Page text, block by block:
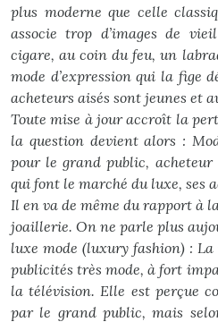
plus moderne que celle
associe trop d’images de
cigare, au coin du feu, un
mode d’expression qui la fige
acheteurs aisés sont jeunes et
Toute mise à jour accroît la
la question devient alors :
pour le grand public, acheteur
qui font le marché du luxe, ses
Il en va de même du rapport à
joaillerie. On ne parle plus
luxe mode (luxury fashion) :
publicités très mode, à fort
la télévision. Elle est perçue
par le grand public, mais